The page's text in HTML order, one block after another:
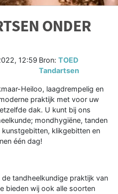
ONDER
12:59 Bron: TOED
Tandartsen
Heiloo, laagdrempelig en
praktijk met voor uw
dak. U kunt bij ons
mondhygiëne, tanden
klikgebitten en
één dag!
tandheelkundige praktijk van
bieden wij ook alle soorten